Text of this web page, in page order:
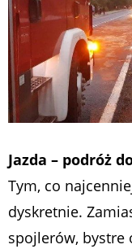
Jazda – podróż
Tym, co
dyskretnie.
spojlerów, bystre